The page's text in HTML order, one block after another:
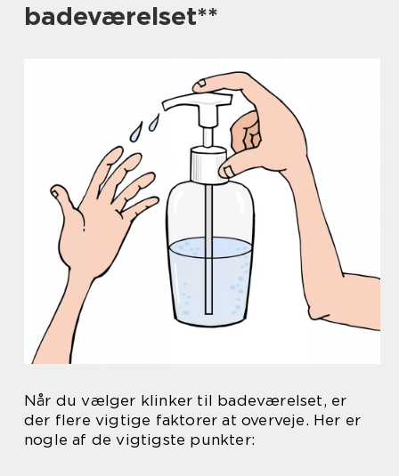
badeværelset**
Når du vælger klinker til badeværelset, er
der flere vigtige faktorer at overveje. Her er
nogle af de vigtigste punkter: